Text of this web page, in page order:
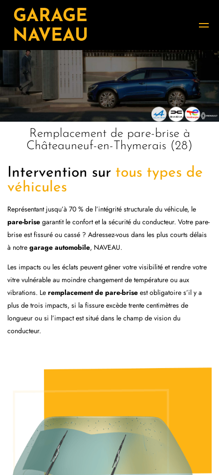
Remplacement de pare-brise à
Châteauneuf-en-Thymerais (28)
Intervention sur tous types de
véhicules
Représentant jusqu’à 70 % de l’intégrité structurale du véhicule, le
pare-brise garantit le confort et la sécurité du conducteur. Votre pare-
brise est fissuré ou cassé ? Adressez-vous dans les plus courts délais
à notre garage automobile, NAVEAU.
Les impacts ou les éclats peuvent gêner votre visibilité et rendre votre
vitre vulnérable au moindre changement de température ou aux
vibrations. Le remplacement de pare-brise est obligatoire s’il y a
plus de trois impacts, si la fissure excède trente centimètres de
longueur ou si l’impact est situé dans le champ de vision du
conducteur.